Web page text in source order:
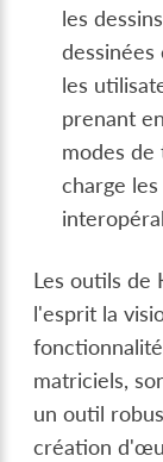
les
les
prenant
modes de
charge
Les outils de
l'esprit la
matriciels,
un outil
création